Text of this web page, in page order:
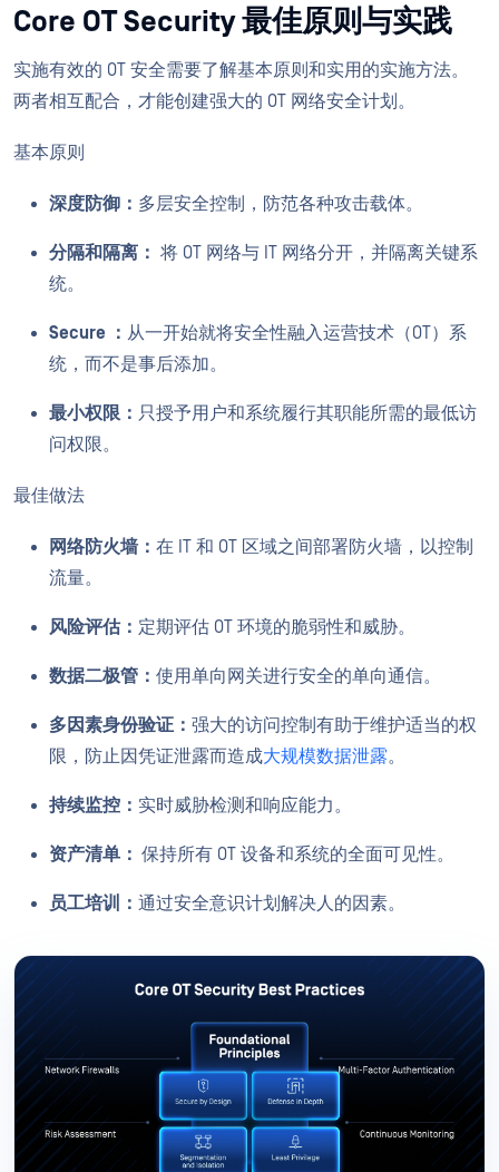
Core OT Security 最佳原则与实践
实施有效的 OT 安全需要了解基本原则和实用的实施方法。
两者相互配合，才能创建强大的 OT 网络安全计划。
基本原则
深度防御： 多层安全控制，防范各种攻击载体。
分隔和隔离： 将 OT 网络与 IT 网络分开，并隔离关键系
统。
Secure ： 从一开始就将安全性融入运营技术（OT）系
统，而不是事后添加。
最小权限： 只授予用户和系统履行其职能所需的最低访
问权限。
最佳做法
网络防火墙： 在 IT 和 OT 区域之间部署防火墙，以控制
流量。
风险评估： 定期评估 OT 环境的脆弱性和威胁。
数据二极管： 使用单向网关进行安全的单向通信。
多因素身份验证： 强大的访问控制有助于维护适当的权
限，防止因凭证泄露而造成大规模数据泄露。
持续监控： 实时威胁检测和响应能力。
资产清单： 保持所有 OT 设备和系统的全面可见性。
员工培训： 通过安全意识计划解决人的因素。